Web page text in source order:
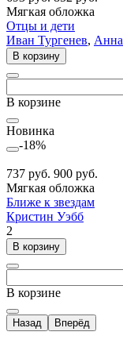
Мягкая обложка
Отцы и дети
Иван Тургенев, Анна
В корзину
В корзине
Новинка
-18%
737 руб. 900 руб.
Мягкая обложка
Ближе к звездам
Кристин Уэбб
2
В корзину
В корзине
Назад Вперёд